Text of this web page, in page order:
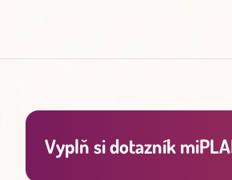
Vyplň si dotazník